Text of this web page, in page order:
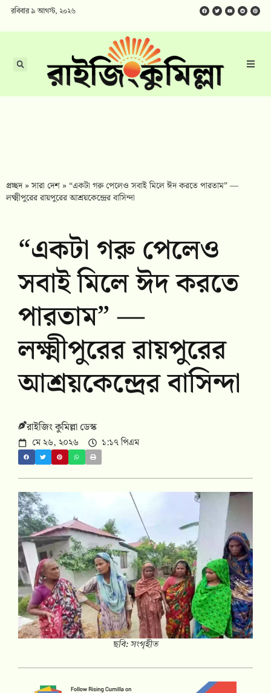
রবিবার ৯ আগস্ট, ২০২৬
প্রচ্ছদ»সারা দেশ »“একটা গরু পেলেও সবাই মিলে ঈদ করতে পারতাম” —
লক্ষ্মীপুরের রায়পুরের আশ্রয়কেন্দ্রের বাসিন্দা
“একটা গরু পেলেও
সবাই মিলে ঈদ করতে
পারতাম” —
লক্ষ্মীপুরের রায়পুরের
আশ্রয়কেন্দ্রের বাসিন্দা
রাইজিং কুমিল্লা ডেস্ক
মে ২৬, ২০২৬ ১:১৭ পিএম
ছবি: সংগৃহীত